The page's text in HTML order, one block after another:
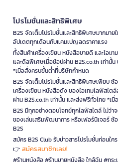
โปรโมชั่นและสิทธิพิเศษ
B2S จัดเต็มโปรโมชั่นและสิทธิพิเศษมากมา
อัปเดตทุกเดือนกับแคมเปญลดราคาแรง
ทั้งสินค้าเครื่องเขียน หนังสือขายดี และไอ
และดีลพิเศษเมื่อช้อปผ่าน B2S.co.th เท่านั้
*เมื่อสั่งครบขั้นต่ำที่บริษัทกำหนด
B2S จัดเต็มโปรโมชั่นและสิทธิพิเศษเพียบ
เครื่องเขียน หนังสือดัง ของไอเทมไลฟ์สไ
ผ่าน B2S.co.th เท่านั้น และส่งฟรีทั่วไทย *เ
B2S มีทุกอย่างตอบโจทย์ทุกไลฟ์สไตล์ ไม่ว่า
ของเล่นเสริมพัฒนาการ หรือเฟอร์นิเจอร์ ช้
B2S
สมัคร B2S Club รับข่าวสารโปรโมชั่นก่อนใ
👉 สมัครสมาชิกเลย!
#ร้านหนังสือ #ร้านขายหนังสือ ใกล้ฉัน #กร